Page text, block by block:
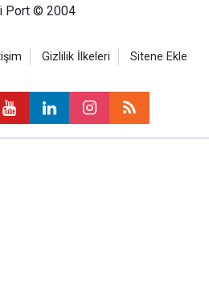
Port © 2004
Gizlilik İlkeleri Sitene Ekle